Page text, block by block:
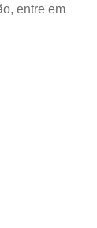
entre em